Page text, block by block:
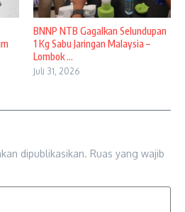
BNNP NTB Gagalkan Selundupan
1 Kg Sabu Jaringan Malaysia –
Lombok ...
Juli 31, 2026
dipublikasikan. Ruas yang wajib